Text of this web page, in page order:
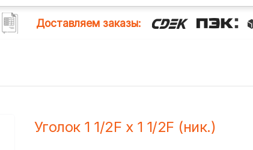
Доставляем заказы:
Уголок 1 1/2F х 1 1/2F (ник.)